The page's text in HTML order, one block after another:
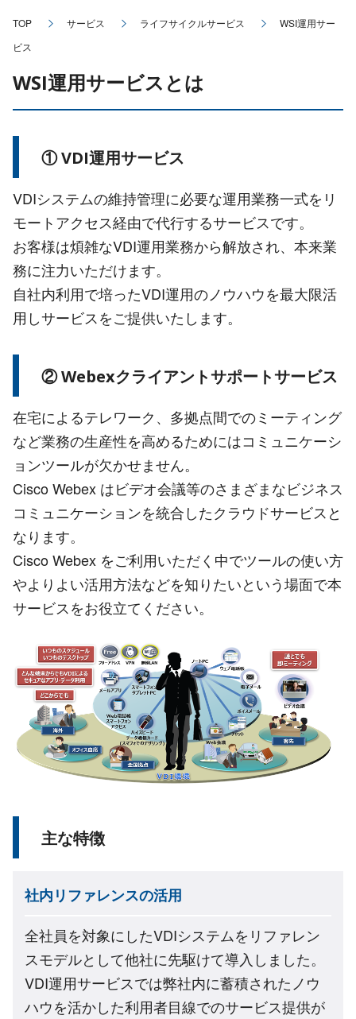
TOP サービス ライフサイクルサービス
WSI運用サー
ビス
WSI運用サービスとは
① VDI運用サービス
VDIシステムの維持管理に必要な運用業務一式をリ
モートアクセス経由で代行するサービスです。
お客様は煩雑なVDI運用業務から解放され、本来業
務に注力いただけます。
自社内利用で培ったVDI運用のノウハウを最大限活
用しサービスをご提供いたします。
② Webexクライアントサポートサービス
在宅によるテレワーク、多拠点間でのミーティング
など業務の生産性を高めるためにはコミュニケーシ
ョンツールが欠かせません。
Cisco Webex はビデオ会議等のさまざまなビジネス
コミュニケーションを統合したクラウドサービスと
なります。
Cisco Webex をご利用いただく中でツールの使い方
やよりよい活用方法などを知りたいという場面で本
サービスをお役立てください。
主な特徴
社内リファレンスの活用
全社員を対象にしたVDIシステムをリファレン
スモデルとして他社に先駆けて導入しました。
VDI運用サービスでは弊社内に蓄積されたノウ
ハウを活かした利用者目線でのサービス提供が